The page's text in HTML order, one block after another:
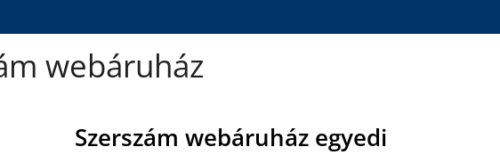
webáruház
Szerszám webáruház egyedi